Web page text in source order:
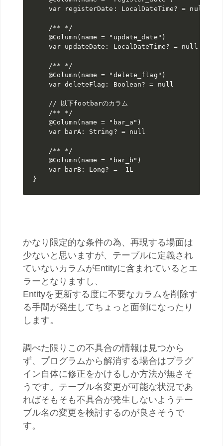
var
registerDate: LocalDateTime? =
@Column(name =
"update_date" )
var updateDate: LocalDateTime? =
@Column(name =
"delete_flag" )
var deleteFlag: Boolean? =
@Column(name =
"bar_a" )
var
barA: String? =
@Column(name =
"bar_b" )
var
barB: Long? = -
}
かなり限定的な条件の為、再現する場面は
少ないと思いますが、テーブルに定義され
ていないカラムがEntityに含まれているとエ
ラーとなりますし、
Entityを更新する度に不要なカラムを削除す
る手間が発生してちょっと面倒になったり
します。
調べた限りこの不具合の情報は見つから
ず、プログラムから解消する場合はプラグ
イン自体に修正をかけるしか方法が無さそ
うです。 テーブル名変更が可能な状況であ
ればそもそも不具合が発生しないようテー
ブル名の変更を検討するのが良さそうで
す。